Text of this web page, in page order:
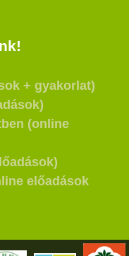
+ gyakorlat)
(online
előadások